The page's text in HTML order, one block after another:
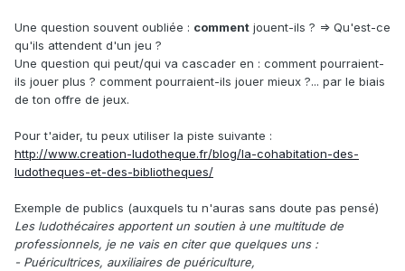
Une question souvent oubliée : comment jouent-ils ? => Qu'est-ce
qu'ils attendent d'un jeu ?
Une question qui peut/qui va cascader en : comment pourraient-
ils jouer plus ? comment pourraient-ils jouer mieux ?... par le biais
de ton offre de jeux.
Pour t'aider, tu peux utiliser la piste suivante :
http://www.creation-ludotheque.fr/blog/la-cohabitation-des-
ludotheques-et-des-bibliotheques/
Exemple de publics (auxquels tu n'auras sans doute pas pensé)
Les ludothécaires apportent un soutien à une multitude de
professionnels, je ne vais en citer que quelques uns :
- Puéricultrices, auxiliaires de puériculture,